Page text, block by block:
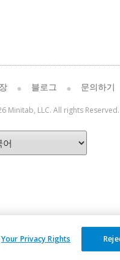
블로그 문의하기
Minitab, LLC. All rights Reserved.
Your Privacy Rights